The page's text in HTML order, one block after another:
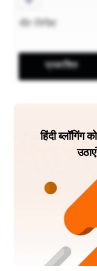
ନିର୍ଦ୍ଧାରଣ
ଜୈବ ବିବିଧତା
प्रकाशि‍त
हिंदी